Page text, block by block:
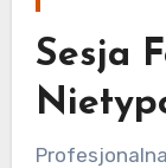
Sesja